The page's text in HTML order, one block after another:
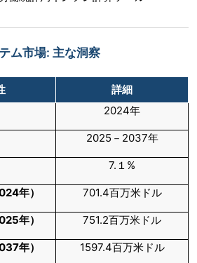
ム市場: 主な洞察
詳細
2024年
2025－2037年
7.１%
年） 701.4百万米ドル
年） 751.2百万米ドル
年） 1597.4百万米ドル